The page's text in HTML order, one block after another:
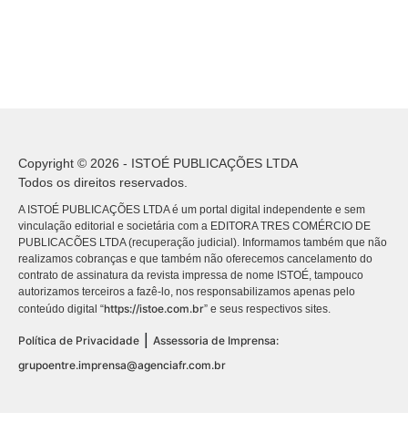
Copyright © 2026 - ISTOÉ PUBLICAÇÕES LTDA
Todos os direitos reservados.
A ISTOÉ PUBLICAÇÕES LTDA é um portal digital independente e sem
vinculação editorial e societária com a EDITORA TRES COMÉRCIO DE
PUBLICACÕES LTDA (recuperação judicial). Informamos também que não
realizamos cobranças e que também não oferecemos cancelamento do
contrato de assinatura da revista impressa de nome ISTOÉ, tampouco
autorizamos terceiros a fazê-lo, nos responsabilizamos apenas pelo
conteúdo digital “https://istoe.com.br” e seus respectivos sites.
Política de Privacidade
Assessoria de Imprensa:
grupoentre.imprensa@agenciafr.com.br